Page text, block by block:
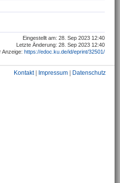
Eingestellt am: 28. Sep 2023 12:40
Letzte Änderung: 28. Sep 2023 12:40
Anzeige: https://edoc.ku.de/id/eprint/32501/
Kontakt| Impressum Datenschutz